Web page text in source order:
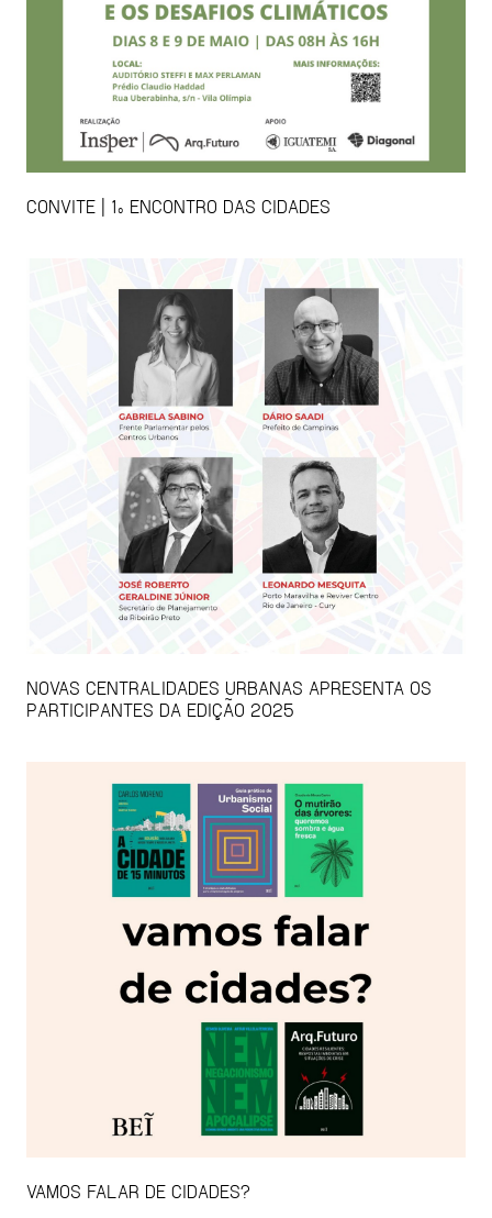
CONVITE | 1º ENCONTRO DAS CIDADES
NOVAS CENTRALIDADES URBANAS APRESENTA OS
PARTICIPANTES DA EDIÇÃO 2025
VAMOS FALAR DE CIDADES?